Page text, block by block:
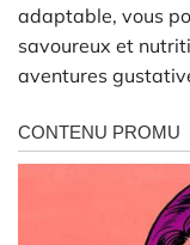
adaptable, vous
savoureux et
aventures